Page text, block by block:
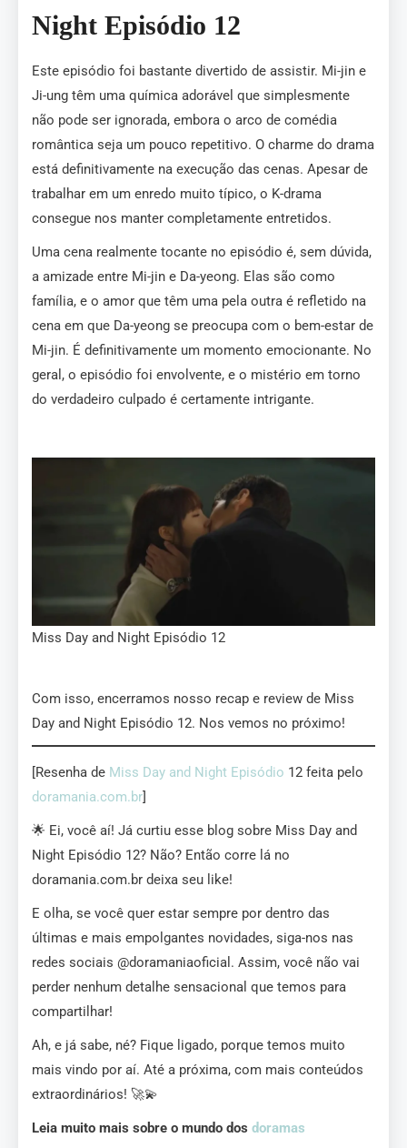
Night Episódio 12
Este episódio foi bastante divertido de assistir. Mi-jin e
Ji-ung têm uma química adorável que simplesmente
não pode ser ignorada, embora o arco de comédia
romântica seja um pouco repetitivo. O charme do drama
está definitivamente na execução das cenas. Apesar de
trabalhar em um enredo muito típico, o K-drama
consegue nos manter completamente entretidos.
Uma cena realmente tocante no episódio é, sem dúvida,
a amizade entre Mi-jin e Da-yeong. Elas são como
família, e o amor que têm uma pela outra é refletido na
cena em que Da-yeong se preocupa com o bem-estar de
Mi-jin. É definitivamente um momento emocionante. No
geral, o episódio foi envolvente, e o mistério em torno
do verdadeiro culpado é certamente intrigante.
Miss Day and Night Episódio 12
Com isso, encerramos nosso recap e review de Miss
Day and Night Episódio 12. Nos vemos no próximo!
[Resenha de Miss Day and Night Episódio 12 feita pelo
doramania.com.br
🌟 Ei, você aí! Já curtiu esse blog sobre Miss Day and
Night Episódio 12? Não? Então corre lá no
doramania.com.br deixa seu like!
E olha, se você quer estar sempre por dentro das
últimas e mais empolgantes novidades, siga-nos nas
redes sociais @doramaniaoficial. Assim, você não vai
perder nenhum detalhe sensacional que temos para
compartilhar!
Ah, e já sabe, né? Fique ligado, porque temos muito
mais vindo por aí. Até a próxima, com mais conteúdos
extraordinários! 🚀💫
Leia muito mais sobre o mundo dos doramas